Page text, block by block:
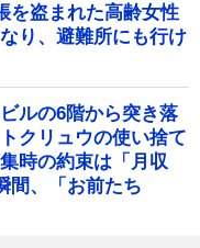
盗まれた高齢女性
り、避難所にも行け
ルの6階から突き落
クリュウの使い捨て
時の約束は「月収
間、「お前たち